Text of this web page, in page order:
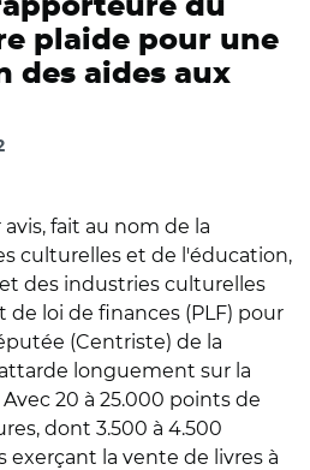
du
plaide pour une
des aides aux
fait au nom de la
culturelles et de l'éducation,
des industries culturelles
de loi de finances (PLF) pour
(Centriste) de la
longuement sur la
20 à 25.000 points de
dont 3.500 à 4.500
exerçant la vente de livres à